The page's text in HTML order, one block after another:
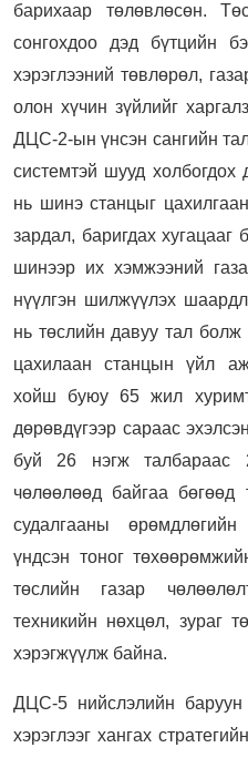
барихаар төлөвлөсөн.
сонгохдоо дэд бүтцийн
хэрэглээний төвлөрөл,
олон хүчин зүйлийг
ДЦС-2-ын үнсэн сангийн
системтэй шууд холбогдох
нь шинэ станцыг
зардал, баригдах хугацааг
шинээр их хэмжээний
нүүлгэн шилжүүлэх
нь төслийн давуу тал
цахилаан станцын үйл
хойш буюу 65 жил
дөрөвдүгээр сараас
буй 26 нэгж талбараас
чөлөөлөөд байгаа бөгөөд
судалгааны
үндсэн тоног
төслийн газар
техникийн нөхцөл, зураг
хэрэгжүүлж байна.
ДЦС-5 нийслэлийн
хэрэглээг хангах